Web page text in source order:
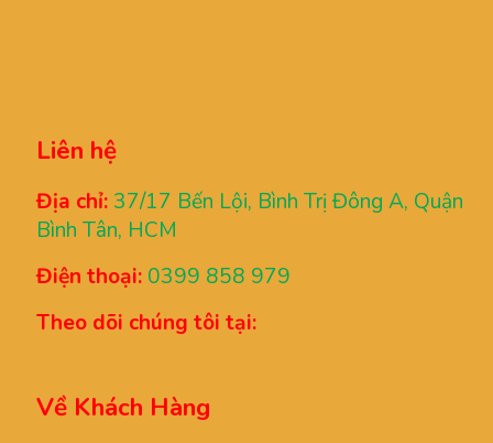
Liên hệ
Địa chỉ: 37/17 Bến Lội, Bình Trị Đông A, Quận
Bình Tân, HCM
Điện thoại: 0399 858 979
Theo dõi chúng tôi tại:
Về Khách Hàng